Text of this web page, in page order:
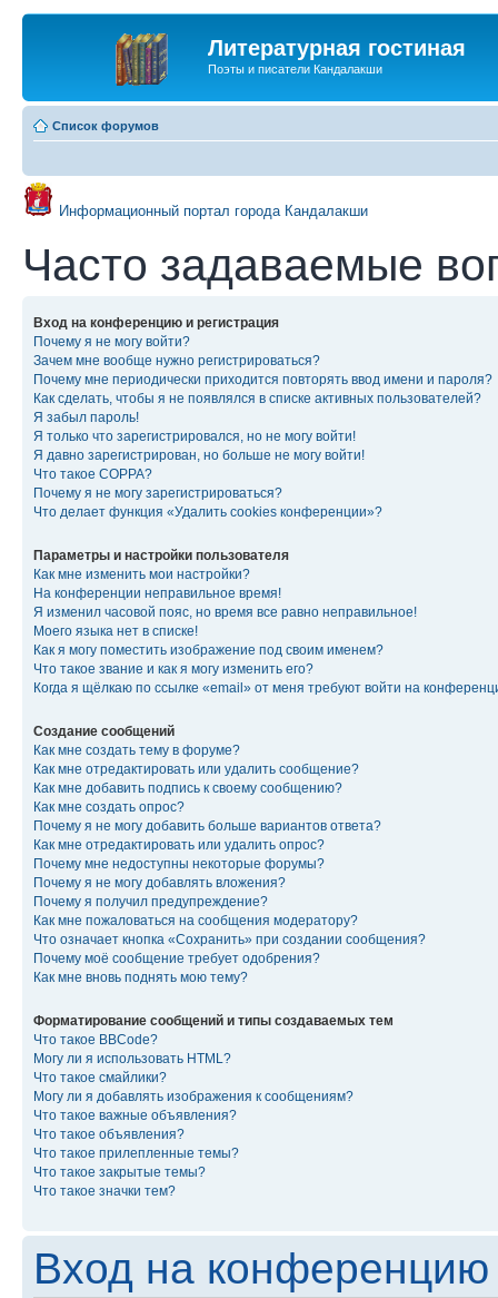
Литературная гостиная
Поэты и писатели Кандалакши
Список форумов
Информационный портал города Кандалакши
Часто задаваемые
Вход на конференцию и регистрация
Почему я не могу войти?
Зачем мне вообще нужно регистрироваться?
Почему мне периодически приходится повторять ввод имени и пароля?
Как сделать, чтобы я не появлялся в списке активных пользователей?
Я забыл пароль!
Я только что зарегистрировался, но не могу войти!
Я давно зарегистрирован, но больше не могу войти!
Что такое COPPA?
Почему я не могу зарегистрироваться?
Что делает функция «Удалить cookies конференции»?
Параметры и настройки пользователя
Как мне изменить мои настройки?
На конференции неправильное время!
Я изменил часовой пояс, но время все равно неправильное!
Моего языка нет в списке!
Как я могу поместить изображение под своим именем?
Что такое звание и как я могу изменить его?
Когда я щёлкаю по ссылке «email» от меня требуют войти на
Создание сообщений
Как мне создать тему в форуме?
Как мне отредактировать или удалить сообщение?
Как мне добавить подпись к своему сообщению?
Как мне создать опрос?
Почему я не могу добавить больше вариантов ответа?
Как мне отредактировать или удалить опрос?
Почему мне недоступны некоторые форумы?
Почему я не могу добавлять вложения?
Почему я получил предупреждение?
Как мне пожаловаться на сообщения модератору?
Что означает кнопка «Сохранить» при создании сообщения?
Почему моё сообщение требует одобрения?
Как мне вновь поднять мою тему?
Форматирование сообщений и типы создаваемых тем
Что такое BBCode?
Могу ли я использовать HTML?
Что такое смайлики?
Могу ли я добавлять изображения к сообщениям?
Что такое важные объявления?
Что такое объявления?
Что такое прилепленные темы?
Что такое закрытые темы?
Что такое значки тем?
Вход на конференцию